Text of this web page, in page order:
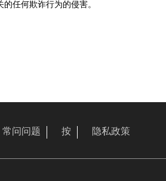
任何欺诈行为的侵害。
常问问题 按 隐私政策